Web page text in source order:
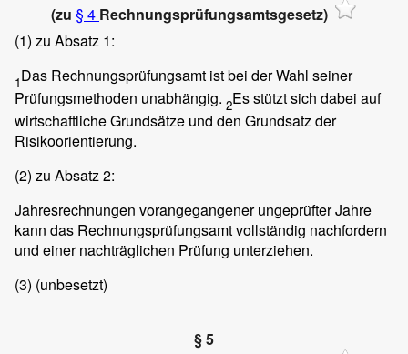
(zu § 4 Rechnungsprüfungsamtsgesetz)
(1) zu Absatz 1:
1Das Rechnungsprüfungsamt ist bei der Wahl seiner
Prüfungsmethoden unabhängig. 2Es stützt sich dabei auf
wirtschaftliche Grundsätze und den Grundsatz der
Risikoorientierung.
(2) zu Absatz 2:
Jahresrechnungen vorangegangener ungeprüfter Jahre
kann das Rechnungsprüfungsamt vollständig nachfordern
und einer nachträglichen Prüfung unterziehen.
(3) (unbesetzt)
§ 5